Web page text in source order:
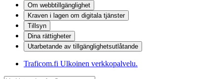
Om webbtillgänglighet
Kraven i lagen om digitala tjänster
Tillsyn
Dina rättigheter
Utarbetande av tillgänglighets­utlåtande
Traficom.fi Ulkoinen verkkopalvelu.